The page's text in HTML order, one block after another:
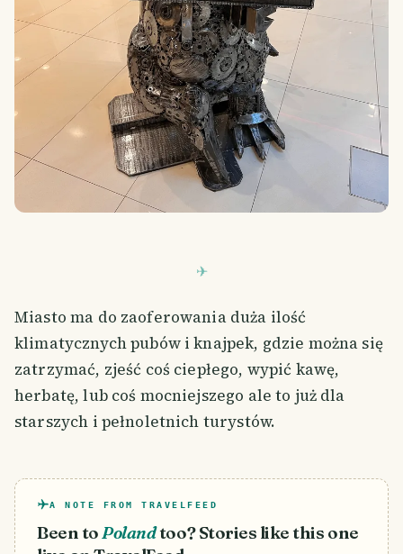
Miasto ma do zaoferowania duża ilość
klimatycznych pubów i knajpek, gdzie można się
zatrzymać, zjeść coś ciepłego, wypić kawę,
herbatę, lub coś mocniejszego ale to już dla
starszych i pełnoletnich turystów.
A NOTE FROM TRAVELFEED
Been toPolandtoo? Stories like this one